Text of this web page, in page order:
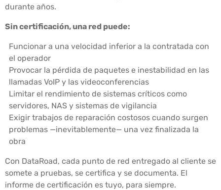
durante años.
Sin certificación, una red puede:
Funcionar a una velocidad inferior a la contratada con
el operador
Provocar la pérdida de paquetes e inestabilidad en las
llamadas VoIP y las videoconferencias
Limitar el rendimiento de sistemas críticos como
servidores, NAS y sistemas de vigilancia
Exigir trabajos de reparación costosos cuando surgen
problemas —inevitablemente— una vez finalizada la
obra
Con DataRoad, cada punto de red entregado al cliente se
somete a pruebas, se certifica y se documenta. El
informe de certificación es tuyo, para siempre.